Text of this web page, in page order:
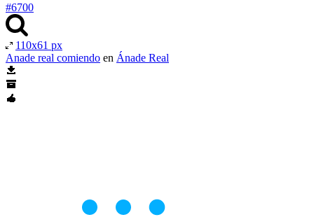
#6700
110x61 px
Anade real comiendo en Ánade Real